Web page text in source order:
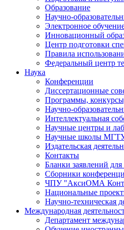
Образование
Научно-
Электронное
Инновационный
Центр подготовки
Правила
Федеральный центр
Наука
Конференции
Диссертационные
Программы,
Научно-
Интеллектуальная
Научные центры и
Научные школы
Издательская
Контакты
Бланки заявлений
Сборники
ЧПУ "АксиОМА
Национальные
Научно-техническая
Международная
Департамент